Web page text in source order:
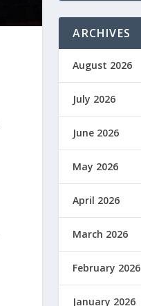
ARCHIVES
August 2026
July 2026
June 2026
May 2026
April 2026
March 2026
February 2026
January 2026